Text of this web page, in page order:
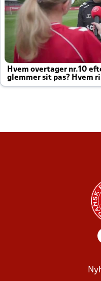
Hvem overtager nr.10
glemmer sit pas? Hvem
altid til efter kampe?